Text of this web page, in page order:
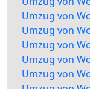
Umzug von
Umzug von
Umzug von
Umzug von
Umzug von